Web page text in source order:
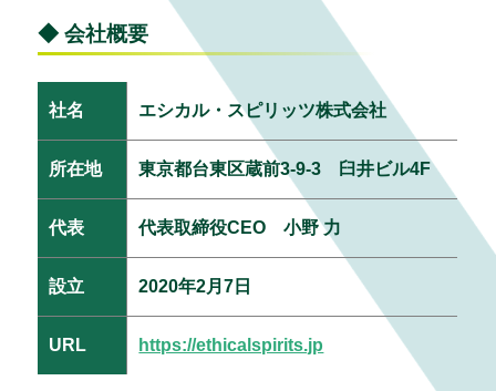
◆ 会社概要
社名 エシカル・スピリッツ株式会社
所在地 東京都台東区蔵前3-9-3 臼井ビル4F
代表 代表取締役CEO 小野 力
設立 2020年2月7日
URL https://ethicalspirits.jp